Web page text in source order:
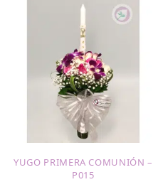
YUGO PRIMERA COMUNIÓN –
P015